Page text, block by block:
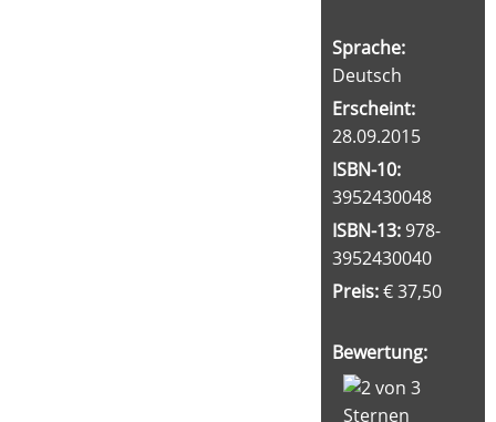
Sprache:
Deutsch
Erscheint:
28.09.2015
ISBN-10:
3952430048
ISBN-13: 978-
3952430040
Preis:€ 37,50
Bewertung: